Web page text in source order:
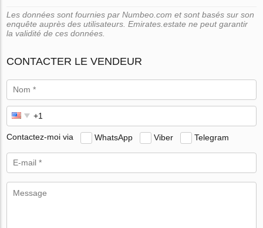
Les données sont fournies par Numbeo.com et sont basés sur son
enquête auprès des utilisateurs. Emirates.estate ne peut garantir
la validité de ces données.
CONTACTER LE VENDEUR
Contactez-moi via WhatsApp Viber Telegram